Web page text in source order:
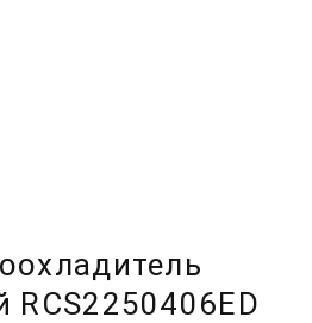
RCS2250406ED